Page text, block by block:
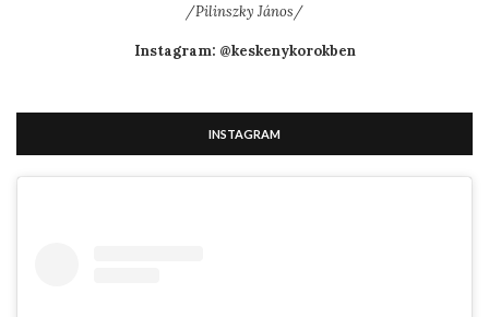
/Pilinszky János/
Instagram: @keskenykorokben
INSTAGRAM